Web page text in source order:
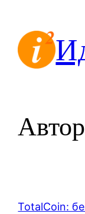
содержимому
TotalCoin: